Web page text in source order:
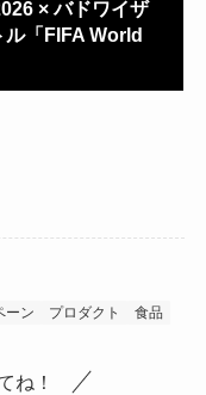
× バドワイザ
ル「FIFA World
ーン プロダクト 食品
ね！